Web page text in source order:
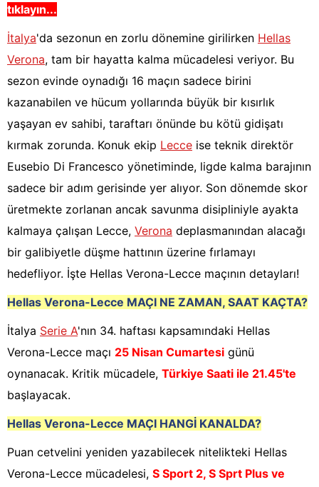
tıklayın...
İtalya'da sezonun en zorlu dönemine girilirken Hellas
Verona, tam bir hayatta kalma mücadelesi veriyor. Bu
sezon evinde oynadığı 16 maçın sadece birini
kazanabilen ve hücum yollarında büyük bir kısırlık
yaşayan ev sahibi, taraftarı önünde bu kötü gidişatı
kırmak zorunda. Konuk ekip Lecce ise teknik direktör
Eusebio Di Francesco yönetiminde, ligde kalma barajının
sadece bir adım gerisinde yer alıyor. Son dönemde skor
üretmekte zorlanan ancak savunma disipliniyle ayakta
kalmaya çalışan Lecce, Verona deplasmanından alacağı
bir galibiyetle düşme hattının üzerine fırlamayı
hedefliyor. İşte Hellas Verona-Lecce maçının detayları!
Hellas Verona-Lecce MAÇI NE ZAMAN, SAAT KAÇTA?
İtalya Serie A'nın 34. haftası kapsamındaki Hellas
Verona-Lecce maçı 25 Nisan Cumartesi günü
oynanacak. Kritik mücadele, Türkiye Saati ile 21.45'te
başlayacak.
Hellas Verona-Lecce MAÇI HANGİ KANALDA?
Puan cetvelini yeniden yazabilecek nitelikteki Hellas
Verona-Lecce mücadelesi, S Sport 2, S Sprt Plus ve